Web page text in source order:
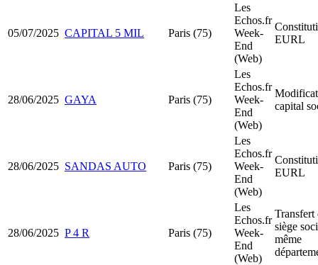
05/07/2025 CAPITAL 5 MIL Paris (75)
Les
Echos.fr
Week-
End
(Web)
EURL
28/06/2025 GAYA Paris (75)
Les
Echos.fr
Week-
End
(Web)
capital
28/06/2025 SANDAS AUTO Paris (75)
Les
Echos.fr
Week-
End
(Web)
EURL
28/06/2025 P 4 R Paris (75)
Les
Echos.fr
Week-
End
(Web)
Transfert
siège
même